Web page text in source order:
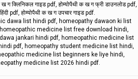
ग क्लिनिकल गाइड pdf, होम्योपैथी क ख ग फ्री डाउनलोड pdf,
pdf, होम्योपैथी क ख ग उपचार गाइड pdf.
dawa list hindi pdf, homeopathy dawaon ki list
medicine list free download hindi,
jankari hindi pdf, homeopathic medicine list
pdf, homeopathy student medicine list hindi,
medicine list beginners ke liye hindi,
medicine list 2026 hindi pdf.